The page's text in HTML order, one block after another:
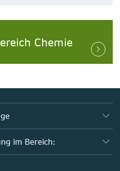
Chemie
im Bereich: